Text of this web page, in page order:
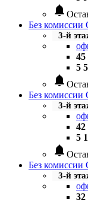
notifications
Без комиссии
3-й
45
5
notifications
Без комиссии
3-й
42
5
notifications
Без комиссии
3-й
32